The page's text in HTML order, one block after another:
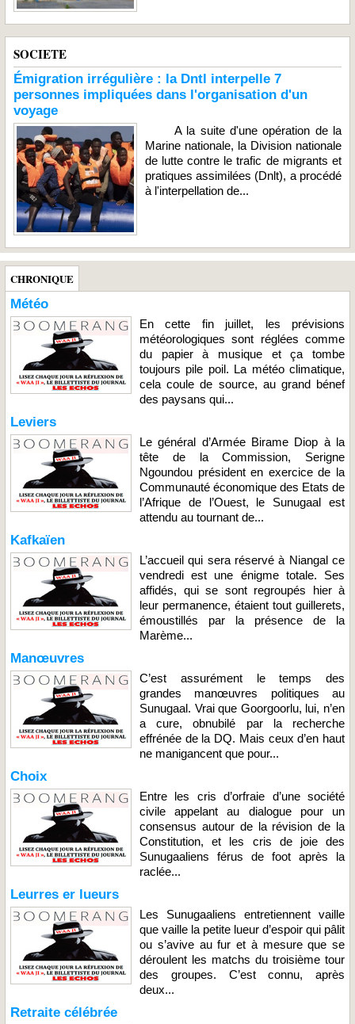
SOCIETE
Émigration irrégulière : la Dntl interpelle 7
personnes impliquées dans l'organisation d'un
voyage
A la suite d'une opération de la
Marine nationale, la Division nationale
de lutte contre le trafic de migrants et
pratiques assimilées (Dnlt), a procédé
à l'interpellation de...
CHRONIQUE
Météo
En cette fin juillet, les prévisions
météorologiques sont réglées comme
du papier à musique et ça tombe
toujours pile poil. La météo climatique,
cela coule de source, au grand bénef
des paysans qui...
Leviers
Le général d’Armée Birame Diop à la
tête de la Commission, Serigne
Ngoundou président en exercice de la
Communauté économique des Etats de
l’Afrique de l’Ouest, le Sunugaal est
attendu au tournant de...
Kafkaïen
L’accueil qui sera réservé à Niangal ce
vendredi est une énigme totale. Ses
affidés, qui se sont regroupés hier à
leur permanence, étaient tout guillerets,
émoustillés par la présence de la
Marème...
Manœuvres
C’est assurément le temps des
grandes manœuvres politiques au
Sunugaal. Vrai que Goorgoorlu, lui, n’en
a cure, obnubilé par la recherche
effrénée de la DQ. Mais ceux d’en haut
ne manigancent que pour...
Choix
Entre les cris d’orfraie d’une société
civile appelant au dialogue pour un
consensus autour de la révision de la
Constitution, et les cris de joie des
Sunugaaliens férus de foot après la
raclée...
Leurres er lueurs
Les Sunugaaliens entretiennent vaille
que vaille la petite lueur d’espoir qui pâlit
ou s’avive au fur et à mesure que se
déroulent les matchs du troisième tour
des groupes. C’est connu, après
deux...
Retraite célébrée